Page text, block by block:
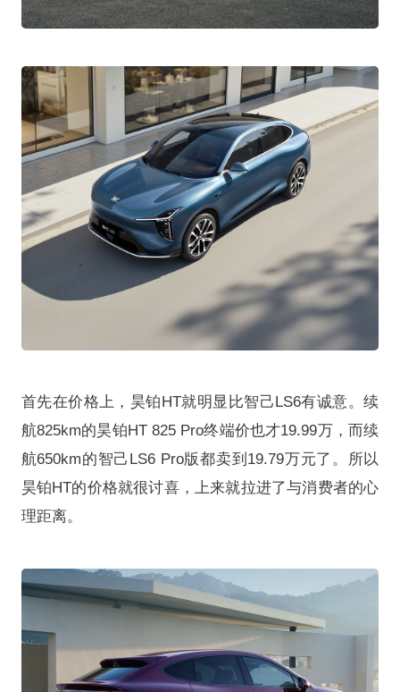
首先在价格上，昊铂HT就明显比智己LS6有诚意。续
航825km的昊铂HT 825 Pro终端价也才19.99万，而续
航650km的智己LS6 Pro版都卖到19.79万元了。所以
昊铂HT的价格就很讨喜，上来就拉进了与消费者的心
理距离。